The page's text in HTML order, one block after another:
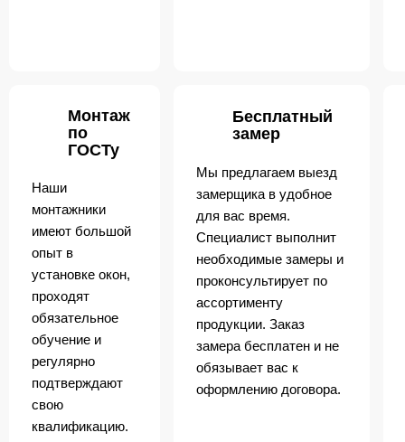
Монтаж
по
ГОСТу
Наши
монтажники
имеют большой
опыт в
установке окон,
проходят
обязательное
обучение и
регулярно
подтверждают
свою
квалификацию.
Бесплатный
замер
Мы предлагаем выезд
замерщика в удобное
для вас время.
Специалист выполнит
необходимые замеры и
проконсультирует по
ассортименту
продукции. Заказ
замера бесплатен и не
обязывает вас к
оформлению договора.